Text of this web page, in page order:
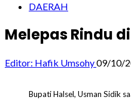
DAERAH
Melepas Rindu
Editor: Hafik Umsohy09/10/
Bupati Halsel, Usman Sidik